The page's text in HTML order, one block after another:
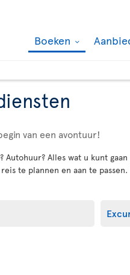
Boeken
van een avontuur!
Autohuur? Alles wat u kunt
te plannen en aan te passen.